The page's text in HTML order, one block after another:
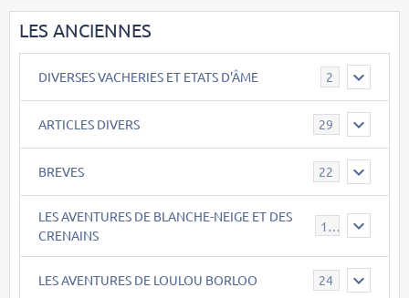
LES ANCIENNES
DIVERSES VACHERIES ET ETATS D'ÂME 2
ARTICLES DIVERS 29
BREVES 22
LES AVENTURES DE BLANCHE-NEIGE ET DES
CRENAINS
17
LES AVENTURES DE LOULOU BORLOO 24